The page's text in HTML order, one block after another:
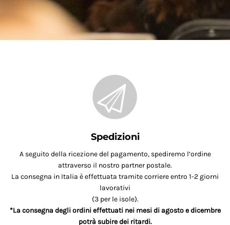
Spedizioni
A seguito della ricezione del pagamento, spediremo l’ordine
attraverso il nostro partner postale.
La consegna in Italia è effettuata tramite corriere entro 1-2 giorni
lavorativi
(3 per le isole).
*La consegna degli ordini effettuati nei mesi di agosto e dicembre
potrà subire dei ritardi.